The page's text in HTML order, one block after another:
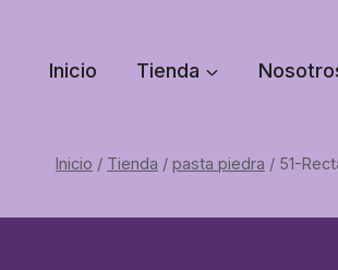
contenido
Inicio Tienda
Inicio / Tienda / pasta piedra / 51-